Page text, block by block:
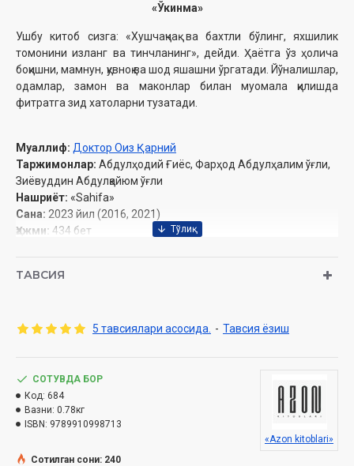
«Ўкинма»
Ушбу китоб сизга: «Хушчақчақ ва бахтли бўлинг, яхшилик
томонини изланг ва тинчланинг», дейди. Ҳаётга ўз ҳолича
боқишни, мамнун, қувноқ ва шод яшашни ўргатади. Йўналишлар,
одамлар, замон ва маконлар билан муомала қилишда
фитратга зид хатоларни тузатади.
Муаллиф: Доктор Оиз Қарний
Таржимонлар: Абдулҳодий Ғиёс, Фарҳод Абдулҳалим ўғли,
Зиёвуддин Абдулқайюм ўғли
Нашриёт: «Sahifa»
Сана: 2023 йил (2016, 2021)
Ҳажми: 434 бет
Муқоваси:
Ўзбекистон Республикаси Вазирлар Маҳкамаси
нашрга таёрланди
ТАВСИЯ
5 тавсиялари асосида. - Тавсия ёзиш
СОТУВДА БОР
Код: 684
Вазни: 0.78кг
ISBN: 9789910998713
«Azon kitoblari»
Сотилган сони: 240